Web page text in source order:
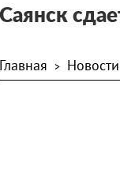
Саянск
Главная > Новости